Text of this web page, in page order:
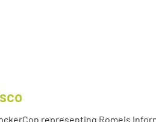
representing Romeis